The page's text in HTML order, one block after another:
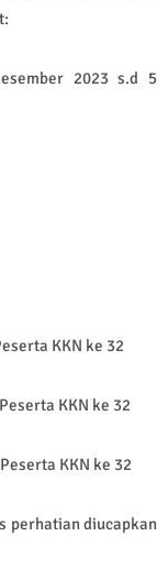
2023 s.d 5
KKN ke 32
KKN ke 32
KKN ke 32
perhatian diucapkan